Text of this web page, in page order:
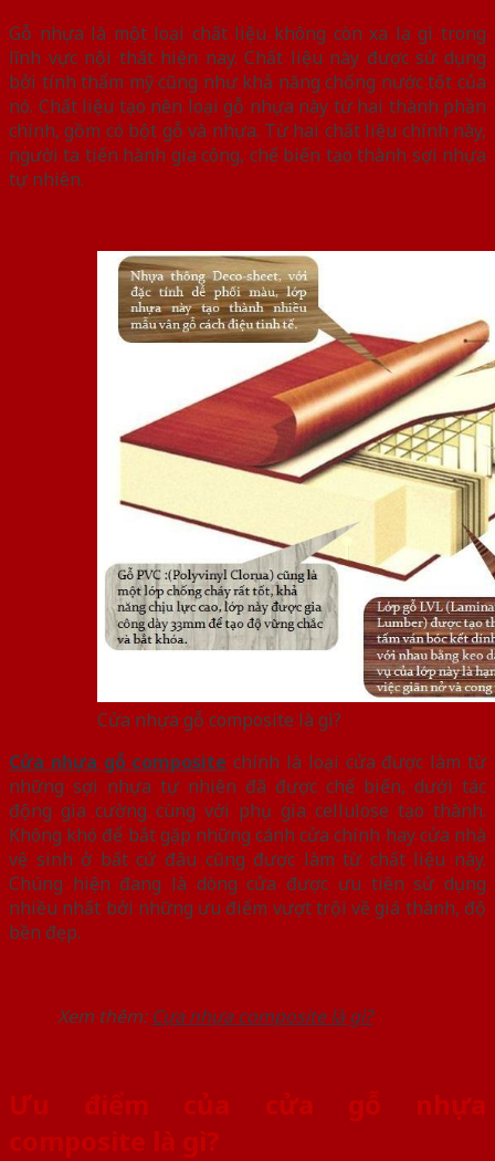
Gỗ nhựa là một loại chất liệu không còn xa lạ gì trong
lĩnh vực nội thất hiện nay. Chất liệu này được sử dụng
bởi tính thẩm mỹ cũng như khả năng chống nước tốt của
nó. Chất liệu tạo nên loại gỗ nhựa này từ hai thành phần
chính, gồm có bột gỗ và nhựa. Từ hai chất liệu chính này,
người ta tiến hành gia công, chế biến tạo thành sợi nhựa
tự nhiên.
Cửa nhựa gỗ composite là gì?
Cửa nhựa gỗ composite chính là loại cửa được làm từ
những sợi nhựa tự nhiên đã được chế biến, dưới tác
động gia cường cùng với phụ gia cellulose tạo thành.
Không khó để bắt gặp những cánh cửa chính hay cửa nhà
vệ sinh ở bất cứ đâu cũng được làm từ chất liệu này.
Chúng hiện đang là dòng cửa được ưu tiên sử dụng
nhiều nhất bởi những ưu điểm vượt trội về giá thành, độ
bền đẹp.
Xem thêm: Cựa nhựa composite là gì?
Ưu điểm của cửa gỗ nhựa
composite là gì?